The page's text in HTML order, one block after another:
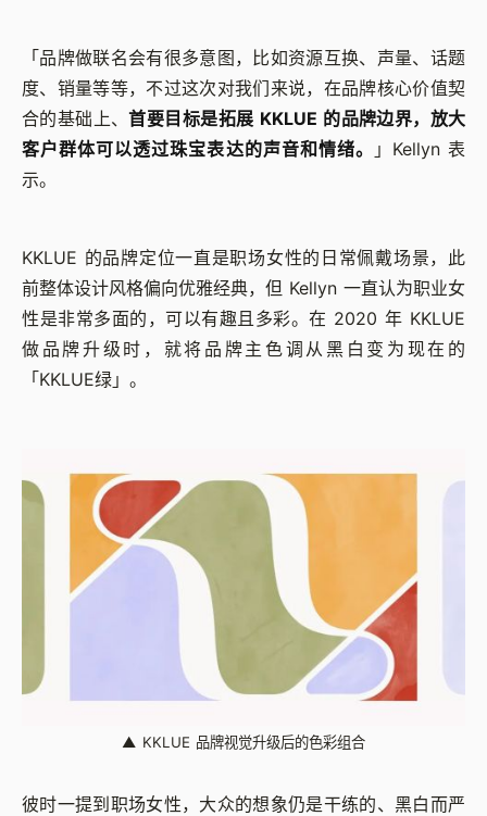
「品牌做联名会有很多意图，比如资源互换、声量、话题
度、销量等等，不过这次对我们来说，在品牌核心价值契
合的基础上、首要目标是拓展 KKLUE 的品牌边界，放大
客户群体可以透过珠宝表达的声音和情绪。
」Kellyn 表
示。
KKLUE 的品牌定位一直是职场女性的日常佩戴场景，此
前整体设计风格偏向优雅经典，但 Kellyn 一直认为职业女
性是非常多面的，可以有趣且多彩。在 2020 年 KKLUE
做品牌升级时，就将品牌主色调从黑白变为现在的
「KKLUE绿」。
▲ KKLUE 品牌视觉升级后的色彩组合
彼时一提到职场女性，大众的想象仍是干练的、黑白而严